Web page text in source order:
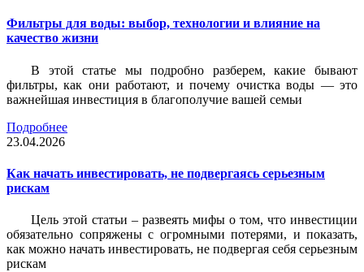
Фильтры для воды: выбор, технологии и влияние на
качество жизни
В этой статье мы подробно разберем, какие бывают
фильтры, как они работают, и почему очистка воды — это
важнейшая инвестиция в благополучие вашей семьи
Подробнее
23.04.2026
Как начать инвестировать, не подвергаясь серьезным
рискам
Цель этой статьи – развеять мифы о том, что инвестиции
обязательно сопряжены с огромными потерями, и показать,
как можно начать инвестировать, не подвергая себя серьезным
рискам